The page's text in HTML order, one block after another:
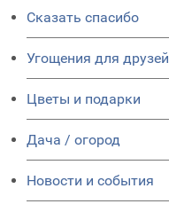
Сказать спасибо
Угощения для друзей
Цветы и подарки
Дача / огород
Новости и события